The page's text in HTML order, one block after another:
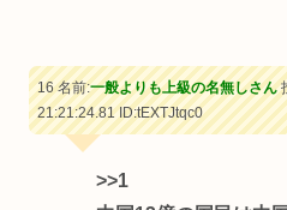
16 名前:一般よりも上級の名無しさん
21:21:24.81ID:tEXTJtqc0
>>1